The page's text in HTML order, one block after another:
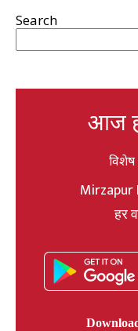
Search
आज
विशेष
Mirzapur
हर